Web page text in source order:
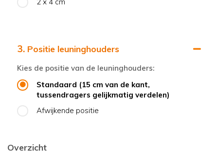
3. Positie leuninghouders
Kies de positie van de leuninghouders:
Standaard (15 cm van de kant,
tussendragers gelijkmatig verdelen)
Afwijkende positie
Overzicht